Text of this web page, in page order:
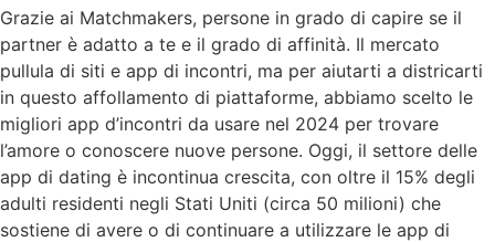
Grazie ai Matchmakers, persone in grado di capire se il
partner è adatto a te e il grado di affinità. Il mercato
pullula di siti e app di incontri, ma per aiutarti a districarti
in questo affollamento di piattaforme, abbiamo scelto le
migliori app d’incontri da usare nel 2024 per trovare
l’amore o conoscere nuove persone. Oggi, il settore delle
app di dating è incontinua crescita, con oltre il 15% degli
adulti residenti negli Stati Uniti (circa 50 milioni) che
sostiene di avere o di continuare a utilizzare le app di